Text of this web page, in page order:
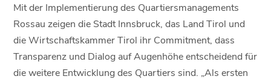
Mit der Implementierung des Quartiersmanagements
Rossau zeigen die Stadt Innsbruck, das Land Tirol und
die Wirtschaftskammer Tirol ihr Commitment, dass
Transparenz und Dialog auf Augenhöhe entscheidend für
die weitere Entwicklung des Quartiers sind. „Als ersten